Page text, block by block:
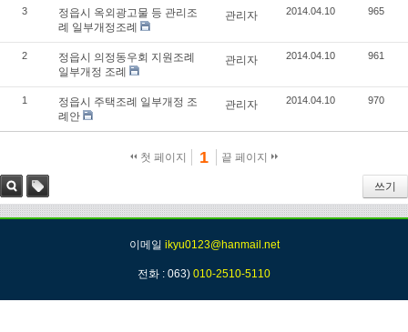
3
정읍시 옥외광고물 등 관리조
례 일부개정조례
관리자 2014.04.10 965
2
정읍시 의정동우회 지원조례
일부개정 조례
관리자 2014.04.10 961
1
정읍시 주택조례 일부개정 조
례안
관리자 2014.04.10 970
첫 페이지 1 끝 페이지
쓰기
검색 태그
이메일 ikyu0123@hanmail.net
전화 : 063) 010-2510-5110